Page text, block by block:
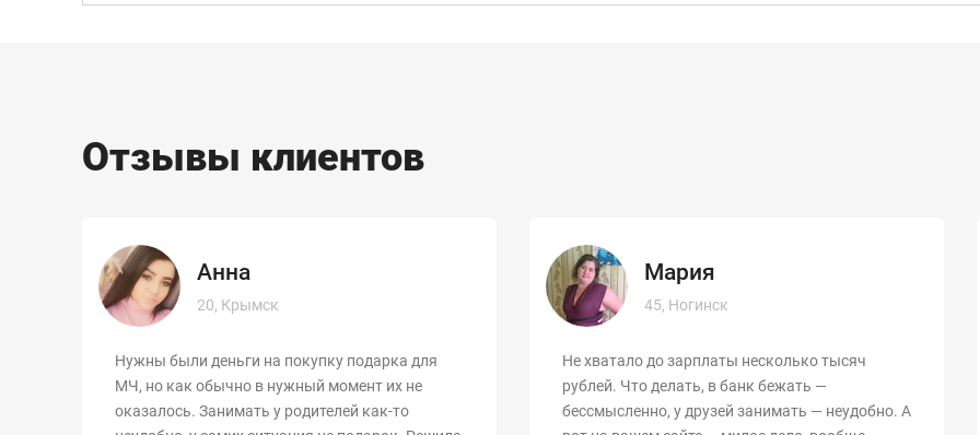
Отзывы клиентов
Анна
20, Крымск
Нужны были деньги на покупку подарка для
МЧ, но как обычно в нужный момент их не
оказалось. Занимать у родителей как-то
Мария
45, Ногинск
Не хватало до зарплаты несколько тысяч
рублей. Что делать, в банк бежать —
бессмысленно, у друзей занимать — неудобно. А